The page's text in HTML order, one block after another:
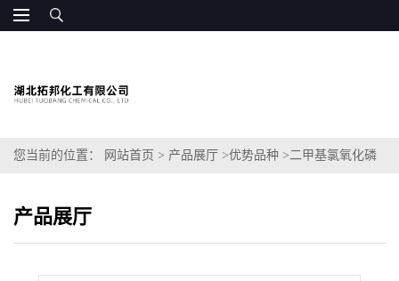
您当前的位置： 网站首页 > 产品展厅 >优势品种 >二甲基氯氧化磷
产品展厅